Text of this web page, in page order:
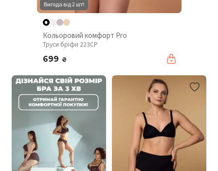
Вигода від 2 шт!
Кольоровий комфорт Pro
Труси бріфи 223CP
699 ₴